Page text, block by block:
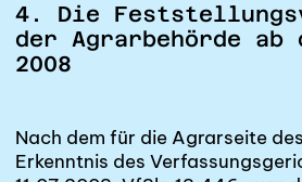
4. Die
der Agrarbehörde ab
2008
Nach dem für die Agrarseite
Erkenntnis des